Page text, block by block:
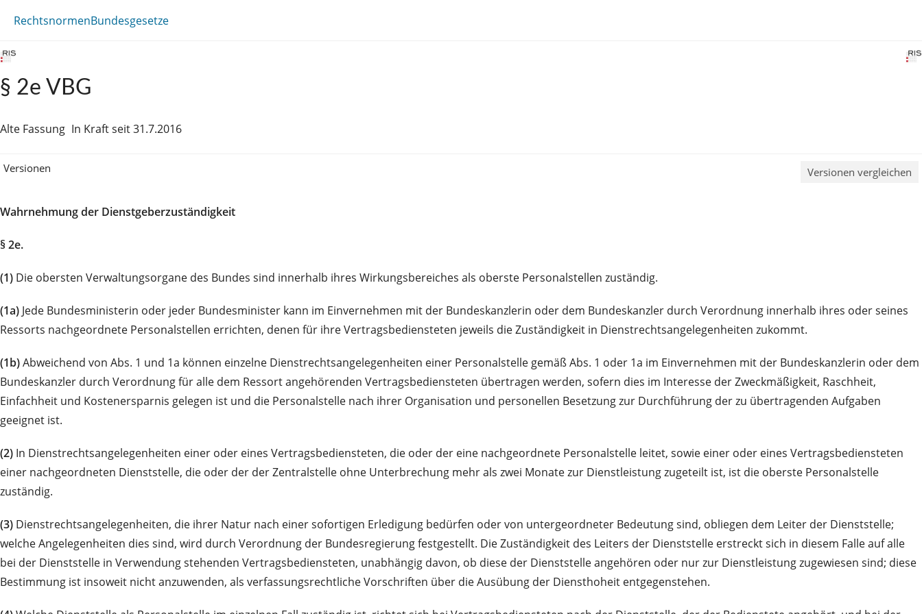
RechtsnormenBundesgesetze
§ 2e VBG
Alte Fassung In Kraft seit 31.7.2016
Versionen Versionen vergleichen
Wahrnehmung der Dienstgeberzuständigkeit
§ 2e.
(1) Die obersten Verwaltungsorgane des Bundes sind innerhalb ihres Wirkungsbereiches als oberste Personalstellen zuständig.
(1a) Jede Bundesministerin oder jeder Bundesminister kann im Einvernehmen mit der Bundeskanzlerin oder dem Bundeskanzler durch Verordnung innerhalb ihres oder seines
Ressorts nachgeordnete Personalstellen errichten, denen für ihre Vertragsbediensteten jeweils die Zuständigkeit in Dienstrechtsangelegenheiten zukommt.
(1b)Abweichend von Abs. 1 und 1a können einzelne Dienstrechtsangelegenheiten einer Personalstelle gemäß Abs. 1 oder 1a im Einvernehmen mit der Bundeskanzlerin oder dem
Bundeskanzler durch Verordnung für alle dem Ressort angehörenden Vertragsbediensteten übertragen werden, sofern dies im Interesse der Zweckmäßigkeit, Raschheit,
Einfachheit und Kostenersparnis gelegen ist und die Personalstelle nach ihrer Organisation und personellen Besetzung zur Durchführung der zu übertragenden Aufgaben
geeignet ist.
(2) In Dienstrechtsangelegenheiten einer oder eines Vertragsbediensteten, die oder der eine nachgeordnete Personalstelle leitet, sowie einer oder eines Vertragsbediensteten
einer nachgeordneten Dienststelle, die oder der der Zentralstelle ohne Unterbrechung mehr als zwei Monate zur Dienstleistung zugeteilt ist, ist die oberste Personalstelle
zuständig.
(3) Dienstrechtsangelegenheiten, die ihrer Natur nach einer sofortigen Erledigung bedürfen oder von untergeordneter Bedeutung sind, obliegen dem Leiter der Dienststelle;
welche Angelegenheiten dies sind, wird durch Verordnung der Bundesregierung festgestellt. Die Zuständigkeit des Leiters der Dienststelle erstreckt sich in diesem Falle auf alle
bei der Dienststelle in Verwendung stehenden Vertragsbediensteten, unabhängig davon, ob diese der Dienststelle angehören oder nur zur Dienstleistung zugewiesen sind; diese
Bestimmung ist insoweit nicht anzuwenden, als verfassungsrechtliche Vorschriften über die Ausübung der Diensthoheit entgegenstehen.